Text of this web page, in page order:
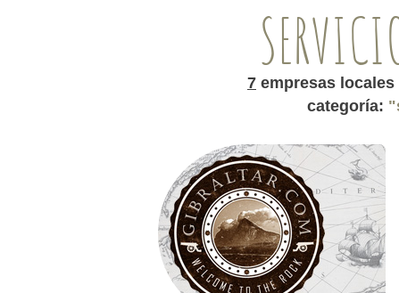
7 empresas
categoría: